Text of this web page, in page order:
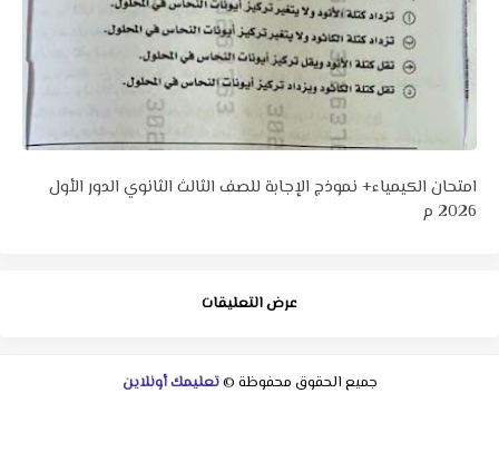
امتحان الكيمياء+ نموذج الإجابة للصف الثالث الثانوي الدور الأول
2026 م
عرض التعليقات
جميع الحقوق محفوظة ©تعليمك أونلاين